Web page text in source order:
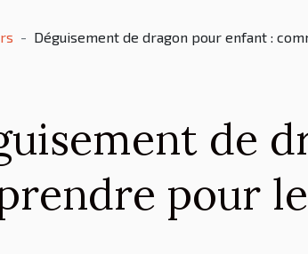
Déguisement de dragon pour enfant :
de
prendre pour